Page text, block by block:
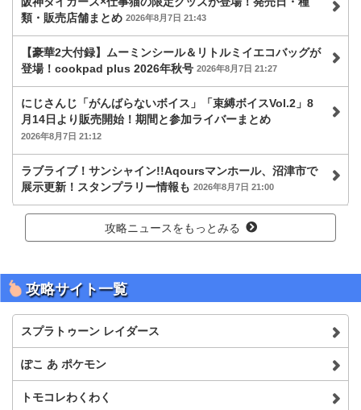
類・販売店舗まとめ 2026年8月7日 21:43
【豪華2大付録】ムーミンシール＆リトルミイエコバッグが
登場！cookpad plus 2026年秋号 2026年8月7日 21:27
にじさんじ「がんばらないボイス」「束縛ボイスVol.2」8
月14日より販売開始！期間と参加ライバーまとめ
2026年8月7日 21:12
ラブライブ！サンシャイン!!Aqoursマンホール、沼津市で
展示更新！スタンプラリー情報も 2026年8月7日 21:00
攻略ニュースをもっとみる
攻略サイト一覧
スプラトゥーン レイダース
ぽこ あ ポケモン
トモコレわくわく